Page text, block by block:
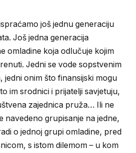
još jednu generaciju
Još jedna generacija
omladine koja odlučuje kojim
Jedni se vode sopstvenim
jedni onim što finansijski mogu
im srodnici i prijatelji savjetuju,
zajednica pruža… Ili ne
navedeno grupisanje na jedne,
o jednoj grupi omladine, pred
s istom dilemom – u kom